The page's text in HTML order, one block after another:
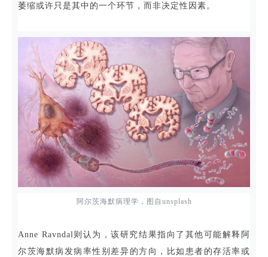
萎缩或许只是其中的一个环节，而非决定性因素。
阿尔茨海默病理学，图自unsplash
Anne Ravndal则认为，该研究结果指向了其他可能解释阿
尔茨海默病发病率性别差异的方向，比如患者的存活率或